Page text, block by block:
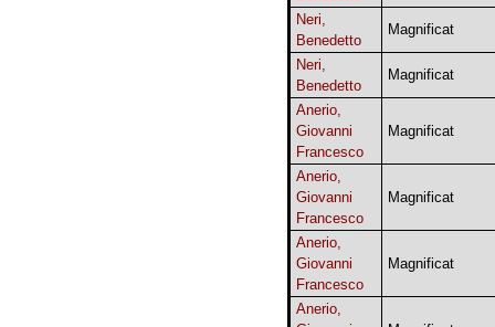
Neri,
Benedetto
Magnificat
Neri,
Benedetto
Magnificat
Anerio,
Giovanni
Francesco
Magnificat
Anerio,
Giovanni
Francesco
Magnificat
Anerio,
Giovanni
Francesco
Magnificat
Anerio,